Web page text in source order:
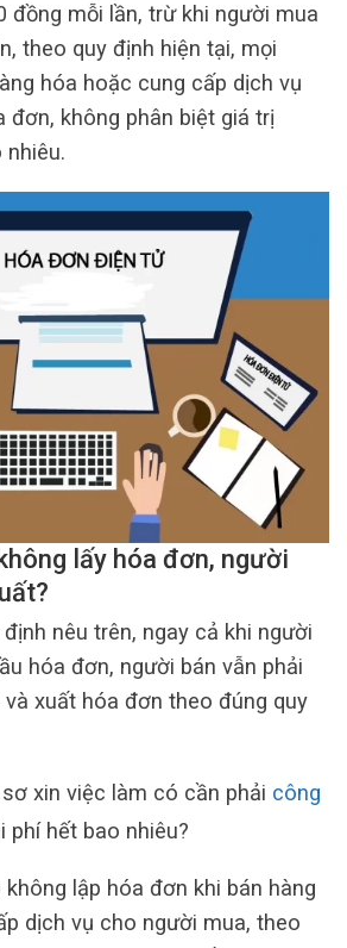
đồng mỗi lần, trừ khi người mua
theo quy định hiện tại, mọi
hóa hoặc cung cấp dịch vụ
đơn, không phân biệt giá trị
nhiêu.
lấy hóa đơn, người
nêu trên, ngay cả khi người
hóa đơn, người bán vẫn phải
xuất hóa đơn theo đúng quy
xin việc làm có cần phải công
phí hết bao nhiêu?
lập hóa đơn khi bán hàng
dịch vụ cho người mua, theo